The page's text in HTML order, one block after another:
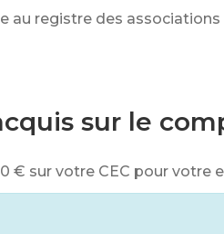
au registre des
sur le
€ sur votre CEC pour votre